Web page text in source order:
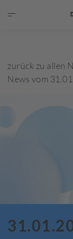
zurück zu allen
News vom